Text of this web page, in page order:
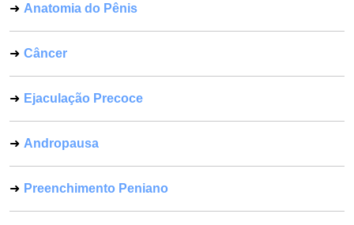
Anatomia do Pênis
Câncer
Ejaculação Precoce
Andropausa
Preenchimento Peniano